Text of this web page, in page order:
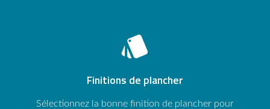
style
Finitions de plancher
Sélectionnez la bonne finition de plancher pour